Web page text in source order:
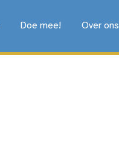
Doe mee! Over ons